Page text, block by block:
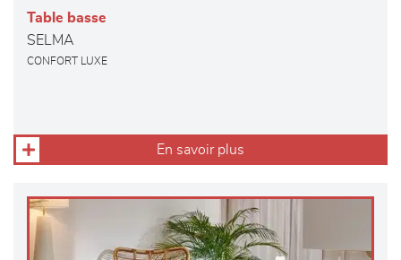
Table basse
SELMA
CONFORT LUXE
En savoir plus